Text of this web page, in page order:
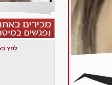
לחץ כאן